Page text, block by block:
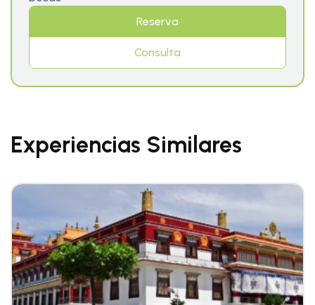
Reserva
Consulta
Experiencias Similares